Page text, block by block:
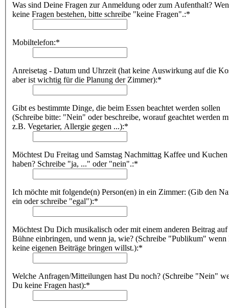
Was sind Deine Fragen zur Anmeldung oder zum Aufenthalt?
keine Fragen bestehen, bitte schreibe "keine Fragen".:*
Mobiltelefon:*
Anreisetag - Datum und Uhrzeit (hat keine Auswirkung auf die
aber ist wichtig für die Planung der Zimmer):*
Gibt es bestimmte Dinge, die beim Essen beachtet werden sollen
(Schreibe bitte: "Nein" oder beschreibe, worauf geachtet werden
z.B. Vegetarier, Allergie gegen ...):*
Möchtest Du Freitag und Samstag Nachmittag Kaffee und Kuchen
haben? Schreibe "ja, ..." oder "nein".:*
Ich möchte mit folgende(n) Person(en) in ein Zimmer: (Gib den
ein oder schreibe "egal"):*
Möchtest Du Dich musikalisch oder mit einem anderen Beitrag auf
Bühne einbringen, und wenn ja, wie? (Schreibe "Publikum" wenn
keine eigenen Beiträge bringen willst.):*
Welche Anfragen/Mitteilungen hast Du noch? (Schreibe "Nein"
Du keine Fragen hast):*